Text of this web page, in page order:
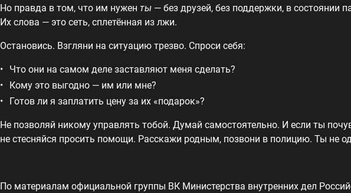
Но правда в том, что им нужен ты — без друзей, без поддержки, в состоянии
Их слова — это сеть, сплетённая из лжи.
Остановись. Взгляни на ситуацию трезво. Спроси себя:
Что они на самом деле заставляют меня сделать?
Кому это выгодно — им или мне?
Готов ли я заплатить цену за их «подарок»?
Не позволяй никому управлять тобой. Думай самостоятельно. И если ты
не стесняйся просить помощи. Расскажи родным, позвони в полицию. Ты не
По материалам официальной группы ВК Министерства внутренних дел